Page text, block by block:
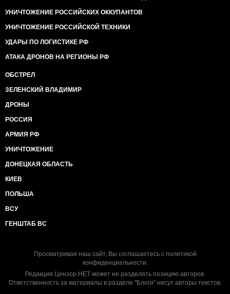
УНИЧТОЖЕНИЕ РОССИЙСКИХ ОККУПАНТОВ
УНИЧТОЖЕНИЕ РОССИЙСКОЙ ТЕХНИКИ
УДАРЫ ПО ЛОГИСТИКЕ РФ
АТАКА ДРОНОВ НА РЕГИОНЫ РФ
ОБСТРЕЛ
ЗЕЛЕНСКИЙ ВЛАДИМИР
ДРОНЫ
РОССИЯ
АРМИЯ РФ
УНИЧТОЖЕНИЕ
ДОНЕЦКАЯ ОБЛАСТЬ
КИЕВ
ПОЛЬША
ВСУ
ГЕНШТАБ ВС
Просматривая наш сайт, Вы соглашаетесь с политикой
конфиденциальности.
Редакция Цензор.НЕТ может не разделять позицию авторов.
Ответственность за материалы в разделе "Блоги" несут авторы текстов.